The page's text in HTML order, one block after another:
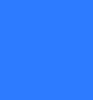
华大
学府
路段